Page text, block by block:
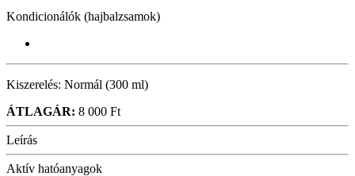
Kondicionálók (hajbalzsamok)
Kiszerelés: Normál (300 ml)
ÁTLAGÁR: 8 000 Ft
Leírás
Aktív hatóanyagok